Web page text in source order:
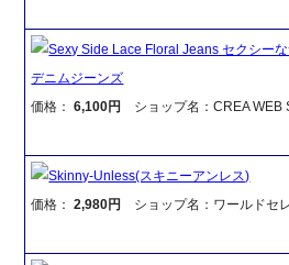
Sexy Side Lace Floral Jeans セクシー
デニムジーンズ
価格：6,100円 ショップ名：CREA WEB
Skinny-Unless(スキニーアンレス)
価格：2,980円 ショップ名：ワールドセ